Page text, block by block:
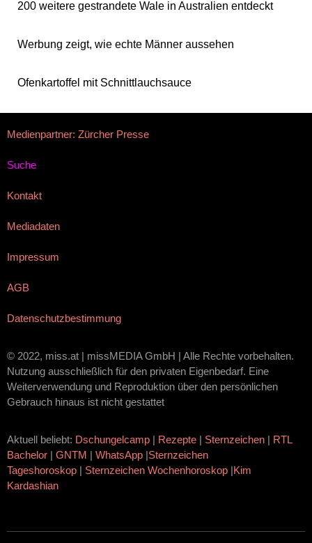
200 weitere gestrandete Wale in Australien entdeckt
Werbung zeigt, wie echte Männer aussehen
Ofenkartoffel mit Schnittlauchsauce
Medienpartner: Zürcher Presse
Suche
Kontakt
Mediadaten
Impressum
AGB
Datenschutzbestimmung
© 2022, miss.at | missMEDIA GmbH | Alle Rechte vorbehalten.
Nutzung ausschließlich für den privaten Eigenbedarf. Eine
Weiterverwendung und Reproduktion über den persönlichen
Gebrauch hinaus ist nicht gestattet
Aktuell beliebt: Dschungelcamp | Rezepte | Sternzeichen | RTL
Bachelor | GNTM | WhatsApp |Sternzeichen
Tageshoroskop | Sternzeichen Wochenhoroskop |Kim
Kardashian